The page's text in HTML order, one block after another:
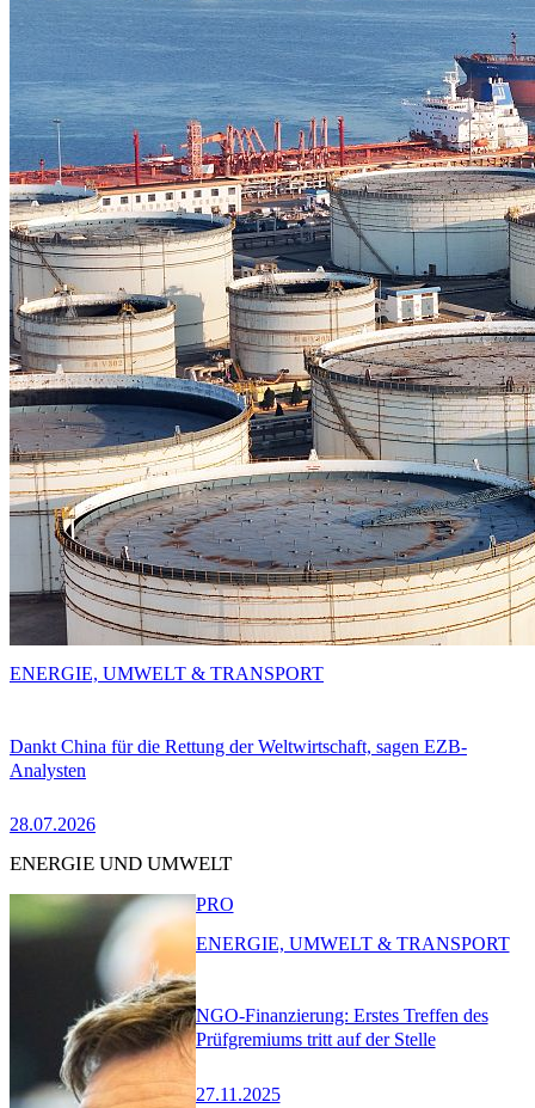
Dankt China für die Rettung der Weltwirtschaft, sagen EZB-
Analysten
28.07.2026
ENERGIE, UMWELT & TRANSPORT
ENERGIE UND UMWELT
NGO-Finanzierung: Erstes Treffen des
Prüfgremiums tritt auf der Stelle
27.11.2025
PRO
ENERGIE, UMWELT & TRANSPORT